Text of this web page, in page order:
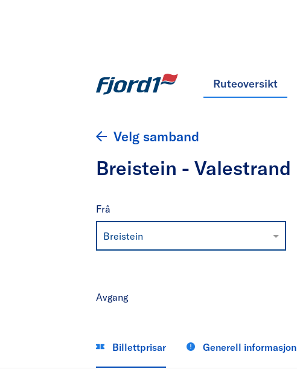
Ruteoversikt
Velg samband
Breistein - Valestrand
Frå
Breistein
Avgang
Billettprisar Generell informasjon